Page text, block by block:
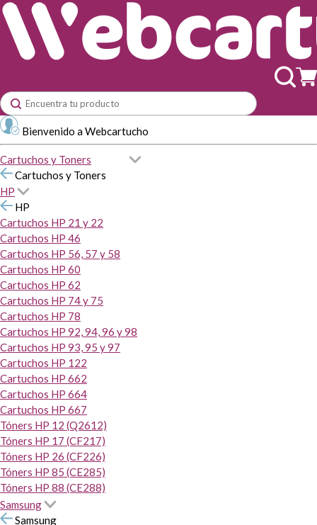
Bienvenido a Webcartucho
Cartuchos y Toners
Cartuchos y Toners
HP
HP
Cartuchos HP 21 y 22
Cartuchos HP 46
Cartuchos HP 56, 57 y 58
Cartuchos HP 60
Cartuchos HP 62
Cartuchos HP 74 y 75
Cartuchos HP 78
Cartuchos HP 92, 94, 96 y 98
Cartuchos HP 93, 95 y 97
Cartuchos HP 122
Cartuchos HP 662
Cartuchos HP 664
Cartuchos HP 667
Tóners HP 12 (Q2612)
Tóners HP 17 (CF217)
Tóners HP 26 (CF226)
Tóners HP 85 (CE285)
Tóners HP 88 (CE288)
Samsung
Samsung